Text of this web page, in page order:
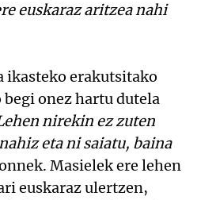
euskaraz aritzea nahi
ikasteko erakutsitako
begi onez hartu dutela
nirekin ez zuten
eta ni saiatu, baina
Masielek ere lehen
euskaraz ulertzen,